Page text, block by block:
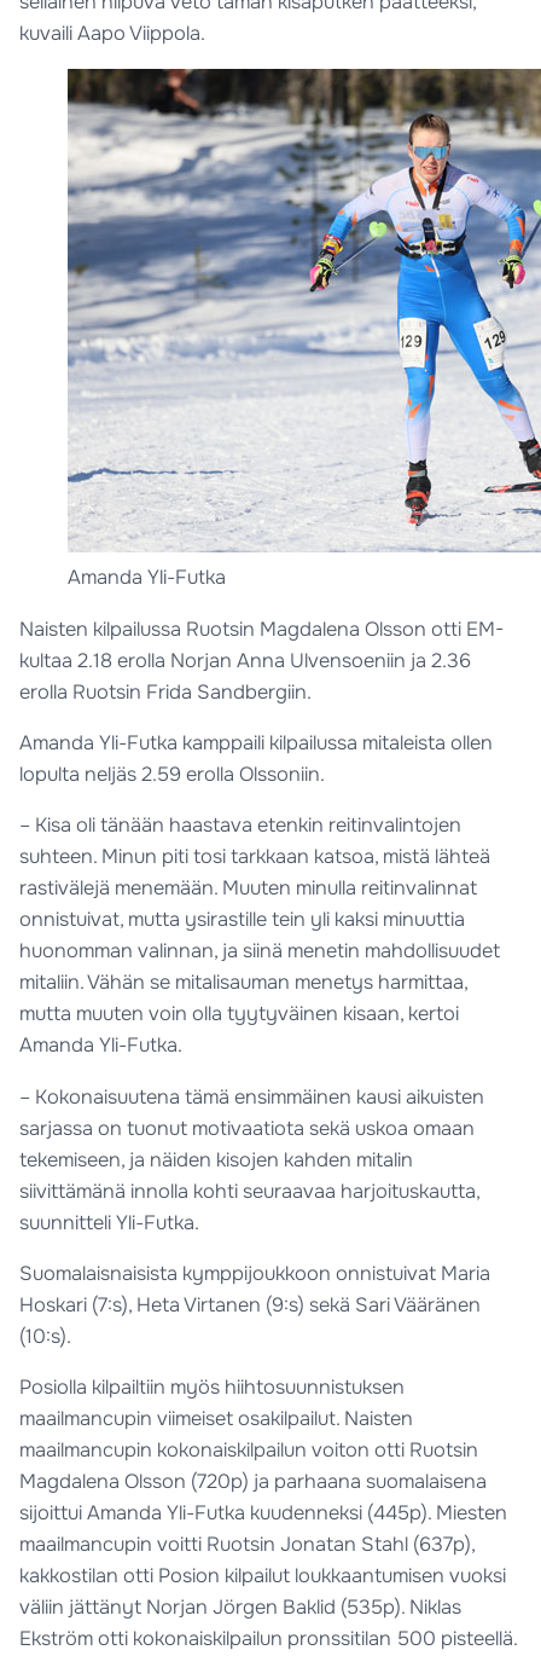
kuvaili Aapo Viippola.
Amanda Yli-Futka
Naisten kilpailussa Ruotsin Magdalena Olsson otti EM-
kultaa 2.18 erolla Norjan Anna Ulvensoeniin ja 2.36
erolla Ruotsin Frida Sandbergiin.
Amanda Yli-Futka kamppaili kilpailussa mitaleista ollen
lopulta neljäs 2.59 erolla Olssoniin.
– Kisa oli tänään haastava etenkin reitinvalintojen
suhteen. Minun piti tosi tarkkaan katsoa, mistä lähteä
rastivälejä menemään. Muuten minulla reitinvalinnat
onnistuivat, mutta ysirastille tein yli kaksi minuuttia
huonomman valinnan, ja siinä menetin mahdollisuudet
mitaliin. Vähän se mitalisauman menetys harmittaa,
mutta muuten voin olla tyytyväinen kisaan, kertoi
Amanda Yli-Futka.
– Kokonaisuutena tämä ensimmäinen kausi aikuisten
sarjassa on tuonut motivaatiota sekä uskoa omaan
tekemiseen, ja näiden kisojen kahden mitalin
siivittämänä innolla kohti seuraavaa harjoituskautta,
suunnitteli Yli-Futka.
Suomalaisnaisista kymppijoukkoon onnistuivat Maria
Hoskari (7:s), Heta Virtanen (9:s) sekä Sari Vääränen
(10:s).
Posiolla kilpailtiin myös hiihtosuunnistuksen
maailmancupin viimeiset osakilpailut. Naisten
maailmancupin kokonaiskilpailun voiton otti Ruotsin
Magdalena Olsson (720p) ja parhaana suomalaisena
sijoittui Amanda Yli-Futka kuudenneksi (445p). Miesten
maailmancupin voitti Ruotsin Jonatan Stahl (637p),
kakkostilan otti Posion kilpailut loukkaantumisen vuoksi
väliin jättänyt Norjan Jörgen Baklid (535p). Niklas
Ekström otti kokonaiskilpailun pronssitilan 500 pisteellä.